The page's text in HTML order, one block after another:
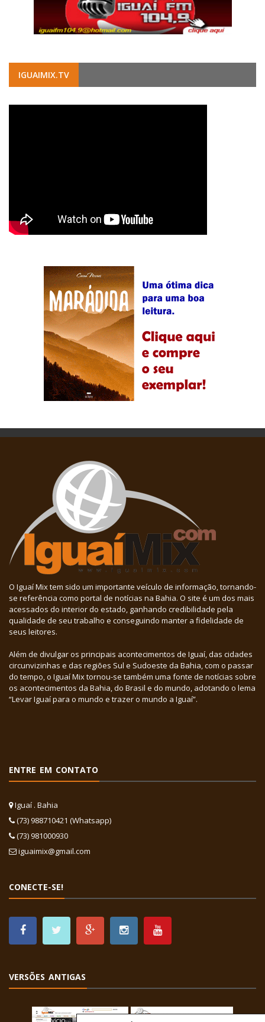
IGUAIMIX.TV
O Iguaí Mix tem sido um importante veículo de informação, tornando-
se referência como portal de notícias na Bahia. O site é um dos mais
acessados do interior do estado, ganhando credibilidade pela
qualidade de seu trabalho e conseguindo manter a fidelidade de
seus leitores.
Além de divulgar os principais acontecimentos de Iguaí, das cidades
circunvizinhas e das regiões Sul e Sudoeste da Bahia, com o passar
do tempo, o Iguaí Mix tornou-se também uma fonte de notícias sobre
os acontecimentos da Bahia, do Brasil e do mundo, adotando o lema
“Levar Iguaí para o mundo e trazer o mundo a Iguaí”.
ENTRE EM CONTATO
Iguaí . Bahia
(73) 988710421 (Whatsapp)
(73) 981000930
iguaimix@gmail.com
CONECTE-SE!
VERSÕES ANTIGAS